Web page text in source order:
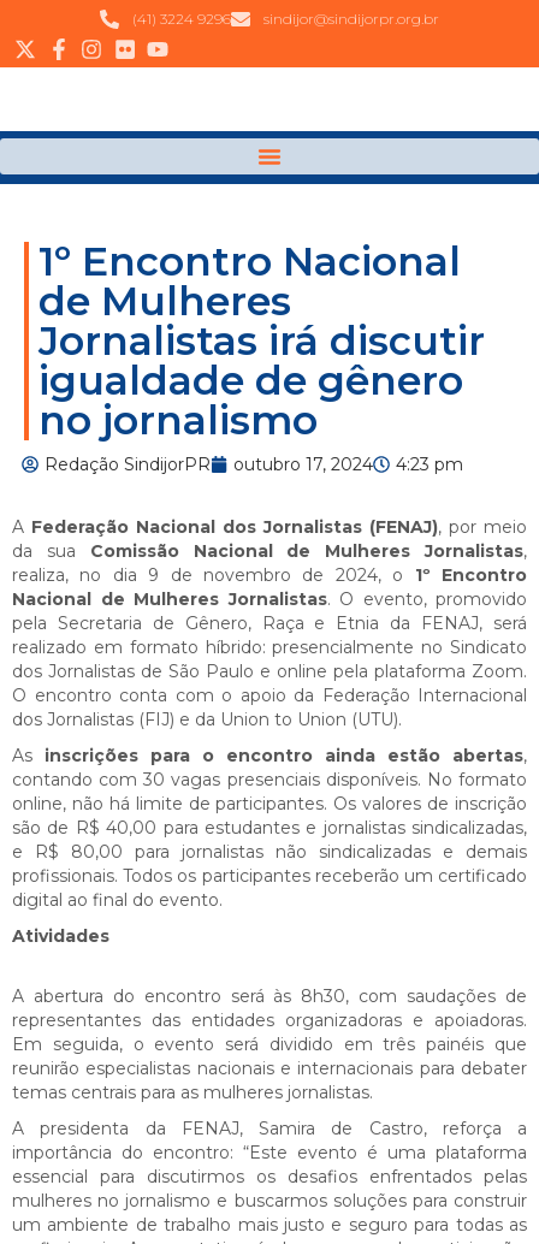
(41) 3224 9296 sindijor@sindijorpr.org.br
1º Encontro Nacional
de Mulheres
Jornalistas irá discutir
igualdade de gênero
no jornalismo
Redação SindijorPR outubro 17, 2024 4:23 pm
A Federação Nacional dos Jornalistas (FENAJ), por meio
da sua Comissão Nacional de Mulheres Jornalistas,
realiza, no dia 9 de novembro de 2024, o 1º Encontro
Nacional de Mulheres Jornalistas. O evento, promovido
pela Secretaria de Gênero, Raça e Etnia da FENAJ, será
realizado em formato híbrido: presencialmente no Sindicato
dos Jornalistas de São Paulo e online pela plataforma Zoom.
O encontro conta com o apoio da Federação Internacional
dos Jornalistas (FIJ) e da Union to Union (UTU).
As inscrições para o encontro ainda estão abertas,
contando com 30 vagas presenciais disponíveis. No formato
online, não há limite de participantes. Os valores de inscrição
são de R$ 40,00 para estudantes e jornalistas sindicalizadas,
e R$ 80,00 para jornalistas não sindicalizadas e demais
profissionais. Todos os participantes receberão um certificado
digital ao final do evento.
Atividades
A abertura do encontro será às 8h30, com saudações de
representantes das entidades organizadoras e apoiadoras.
Em seguida, o evento será dividido em três painéis que
reunirão especialistas nacionais e internacionais para debater
temas centrais para as mulheres jornalistas.
A presidenta da FENAJ, Samira de Castro, reforça a
importância do encontro: “Este evento é uma plataforma
essencial para discutirmos os desafios enfrentados pelas
mulheres no jornalismo e buscarmos soluções para construir
um ambiente de trabalho mais justo e seguro para todas as